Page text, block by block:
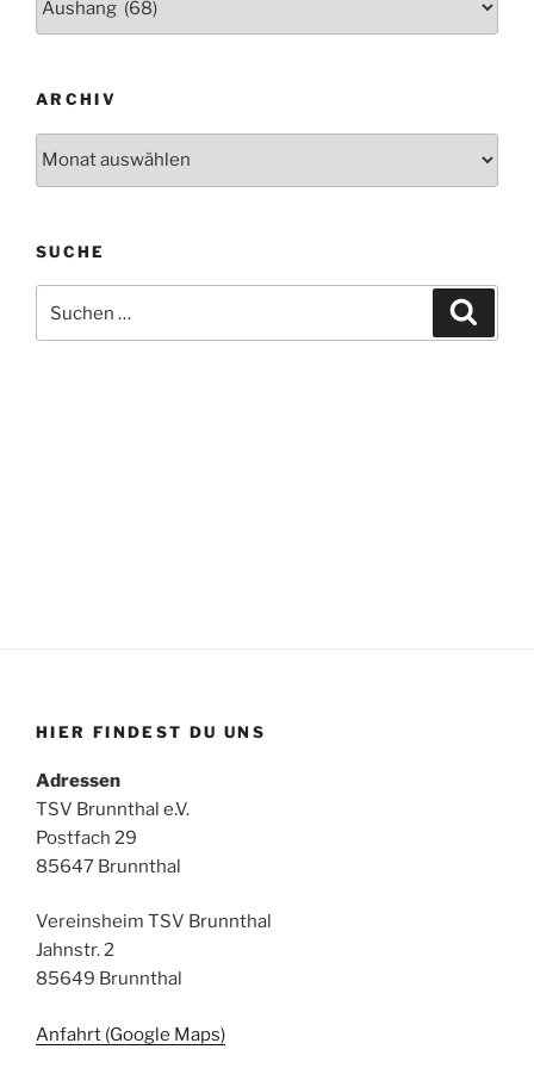
ARCHIV
SUCHE
nach:
HIER FINDEST DU UNS
Adressen
TSV Brunnthal e.V.
Postfach 29
85647 Brunnthal
Vereinsheim TSV Brunnthal
Jahnstr. 2
85649 Brunnthal
Anfahrt (Google Maps)